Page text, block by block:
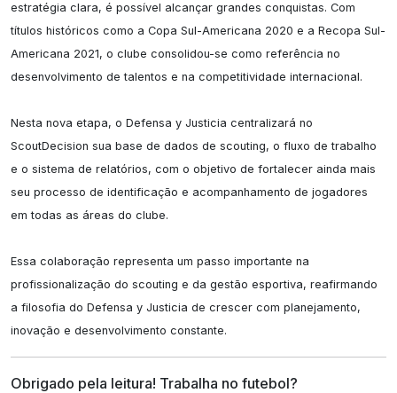
estratégia clara, é possível alcançar grandes conquistas. Com
títulos históricos como a Copa Sul-Americana 2020 e a Recopa Sul-
Americana 2021, o clube consolidou-se como referência no
desenvolvimento de talentos e na competitividade internacional.
Nesta nova etapa, o Defensa y Justicia centralizará no
ScoutDecision sua base de dados de scouting, o fluxo de trabalho
e o sistema de relatórios, com o objetivo de fortalecer ainda mais
seu processo de identificação e acompanhamento de jogadores
em todas as áreas do clube.
Essa colaboração representa um passo importante na
profissionalização do scouting e da gestão esportiva, reafirmando
a filosofia do Defensa y Justicia de crescer com planejamento,
inovação e desenvolvimento constante.
Obrigado pela leitura! Trabalha no futebol?